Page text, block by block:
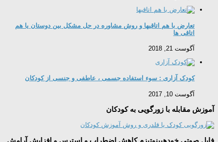
تعارض با هم اتاقیها و روش مشاوره در حل مشکل بین دوستان یا هم
اتاقی ها
آگوست 21, 2018
کودک آزاری : سوء استفاده جسمی ، عاطفی و جنسی از کودکان
آگوست 10, 2017
آموزش مقابله با زورگویی به کودکان